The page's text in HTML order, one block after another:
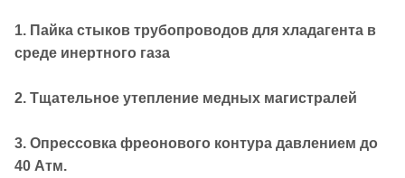
1. Пайка стыков трубопроводов для хладагента в
среде инертного газа
2. Тщательное утепление медных магистралей
3. Опрессовка фреонового контура давлением до
40 Атм.